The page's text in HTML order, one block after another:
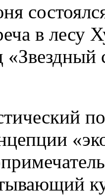
в лесу